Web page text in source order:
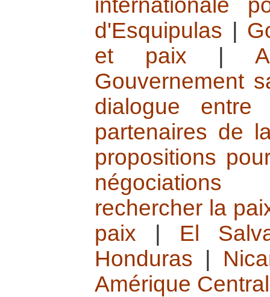
internationale
d'Esquipulas
et paix
Gouvernement
dialogue
partenaires de
propositions
rechercher la
paix
El
Honduras
Amérique